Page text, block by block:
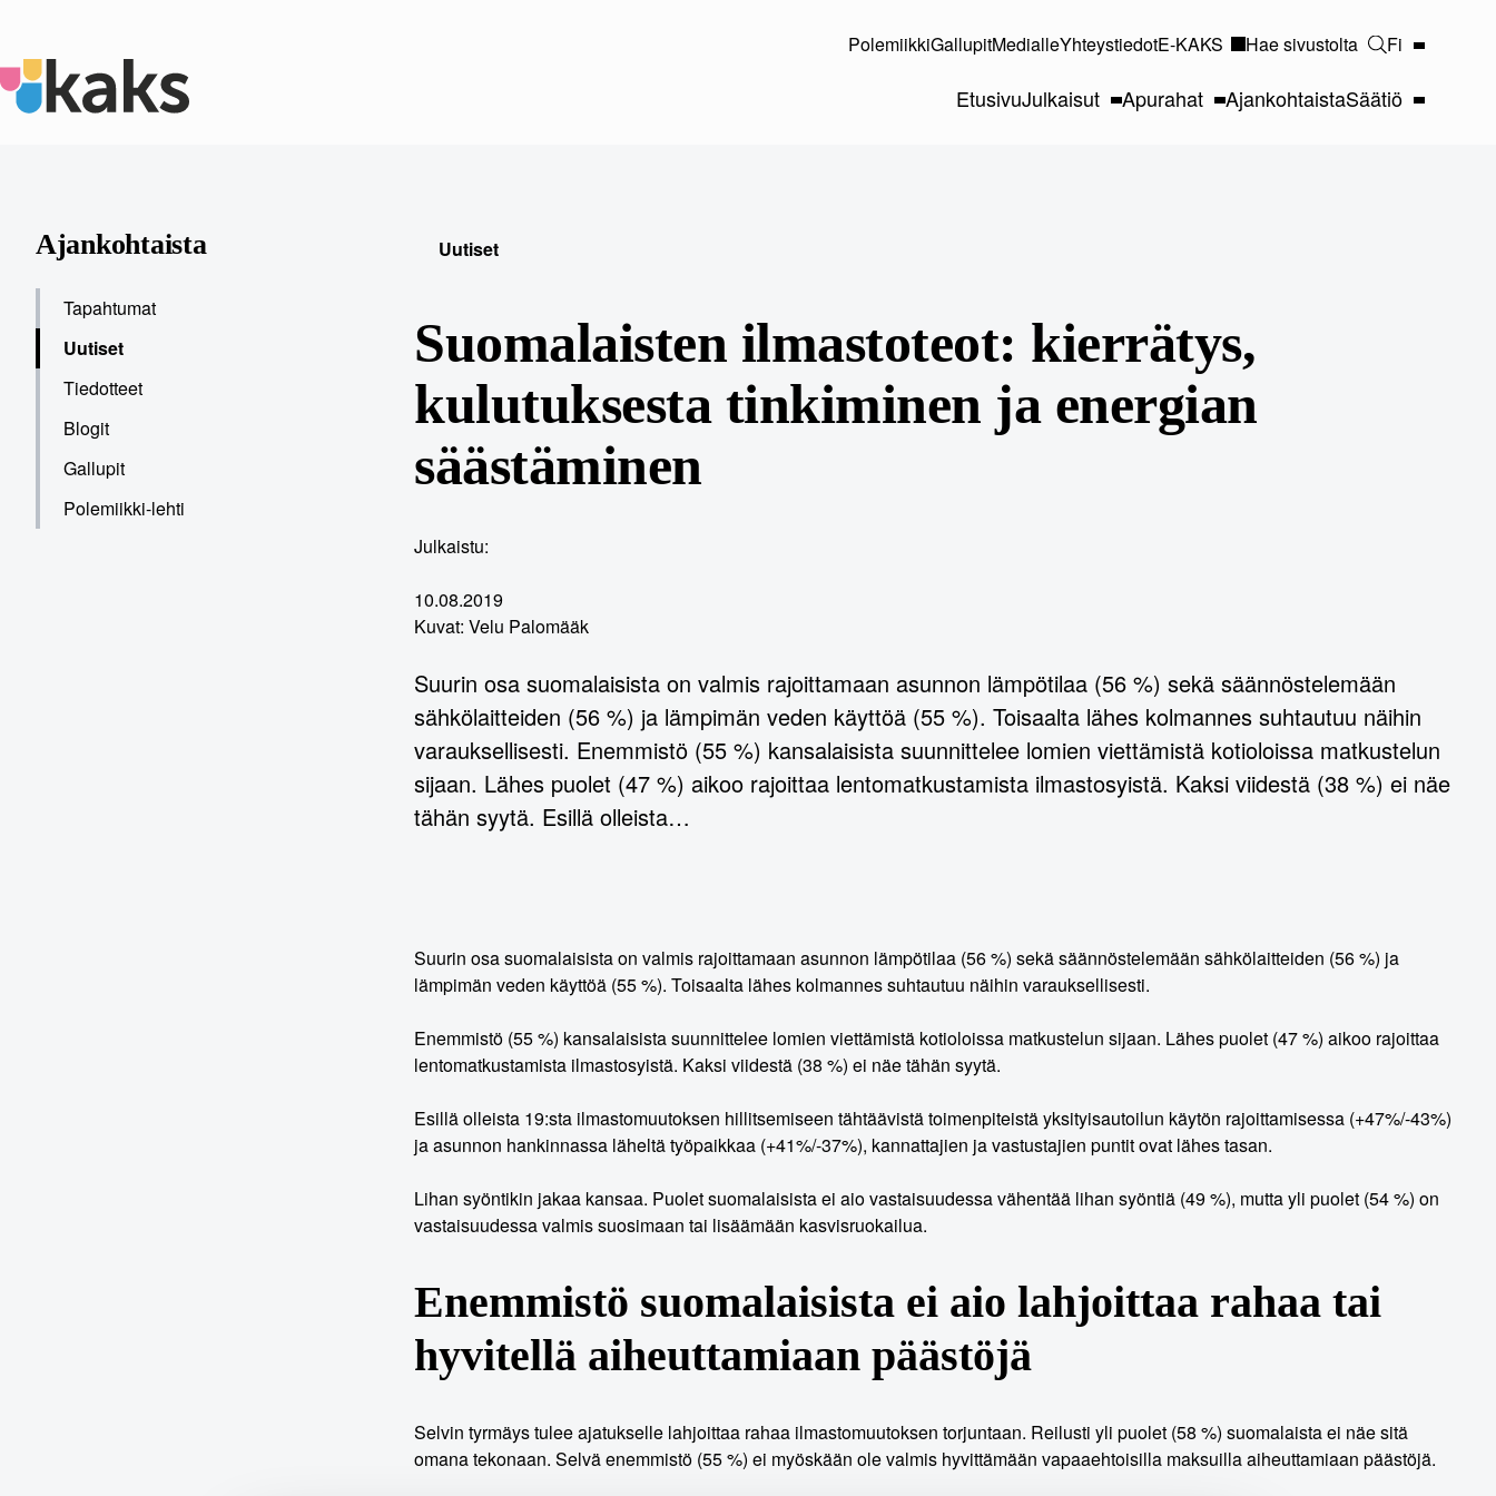
PolemiikkiGallupitMedialleYhteystiedotE-KAKS Hae sivustolta Fi
EtusivuJulkaisut Apurahat AjankohtaistaSäätiö
Uutiset
Suomalaisten ilmastoteot: kierrätys,
kulutuksesta tinkiminen ja energian
säästäminen
Julkaistu:
10.08.2019
Kuvat: Velu Palomääk
Suurin osa suomalaisista on valmis rajoittamaan asunnon lämpötilaa (56 %) sekä säännöstelemään
sähkölaitteiden (56 %) ja lämpimän veden käyttöä (55 %). Toisaalta lähes kolmannes suhtautuu näihin
varauksellisesti. Enemmistö (55 %) kansalaisista suunnittelee lomien viettämistä kotioloissa matkustelun
sijaan. Lähes puolet (47 %) aikoo rajoittaa lentomatkustamista ilmastosyistä. Kaksi viidestä (38 %) ei näe
tähän syytä. Esillä olleista…
Suurin osa suomalaisista on valmis rajoittamaan asunnon lämpötilaa (56 %) sekä säännöstelemään sähkölaitteiden (56 %) ja
lämpimän veden käyttöä (55 %). Toisaalta lähes kolmannes suhtautuu näihin varauksellisesti.
Enemmistö (55 %) kansalaisista suunnittelee lomien viettämistä kotioloissa matkustelun sijaan. Lähes puolet (47 %) aikoo rajoittaa
lentomatkustamista ilmastosyistä. Kaksi viidestä (38 %) ei näe tähän syytä.
Esillä olleista 19:sta ilmastomuutoksen hillitsemiseen tähtäävistä toimenpiteistä yksityisautoilun käytön rajoittamisessa (+47%/-43%)
ja asunnon hankinnassa läheltä työpaikkaa (+41%/-37%), kannattajien ja vastustajien puntit ovat lähes tasan.
Lihan syöntikin jakaa kansaa. Puolet suomalaisista ei aio vastaisuudessa vähentää lihan syöntiä (49 %), mutta yli puolet (54 %) on
vastaisuudessa valmis suosimaan tai lisäämään kasvisruokailua.
Enemmistö suomalaisista ei aio lahjoittaa rahaa tai
hyvitellä aiheuttamiaan päästöjä
Selvin tyrmäys tulee ajatukselle lahjoittaa rahaa ilmastomuutoksen torjuntaan. Reilusti yli puolet (58 %) suomalaista ei näe sitä
omana tekonaan. Selvä enemmistö (55 %) ei myöskään ole valmis hyvittämään vapaaehtoisilla maksuilla aiheuttamiaan päästöjä.
Ajankohtaista
Tapahtumat
Uutiset
Tiedotteet
Blogit
Gallupit
Polemiikki-lehti